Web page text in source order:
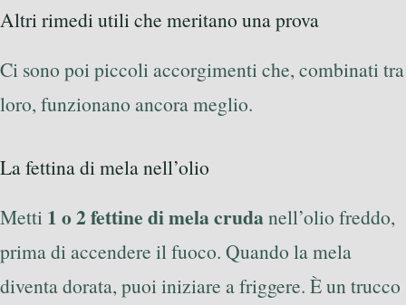
Altri rimedi utili che meritano una prova
Ci sono poi piccoli accorgimenti che, combinati tra
loro, funzionano ancora meglio.
La fettina di mela nell’olio
Metti 1 o 2 fettine di mela crudanell’olio freddo,
prima di accendere il fuoco. Quando la mela
diventa dorata, puoi iniziare a friggere. È un trucco